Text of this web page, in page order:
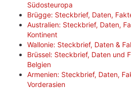
Südosteuropa
Brügge: Steckbrief, Daten,
Australien: Steckbrief, Daten,
Kontinent
Wallonie: Steckbrief, Daten &
Brüssel: Steckbrief, Daten und
Belgien
Armenien: Steckbrief, Daten,
Vorderasien